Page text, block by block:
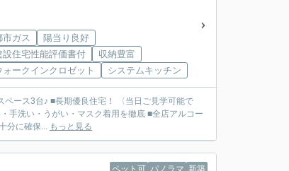
市ガス
陽当り良好
設住宅性能評価書付
収納豊富
ォークインクロゼット
システムキッチン
ース3台♪ ■長期優良住宅！ 〈当日ご見学可能で
手洗い・うがい・マスク着用を徹底 ■全店アルコー
分に確保... もっと見る
ペット可 パノラマ 新築